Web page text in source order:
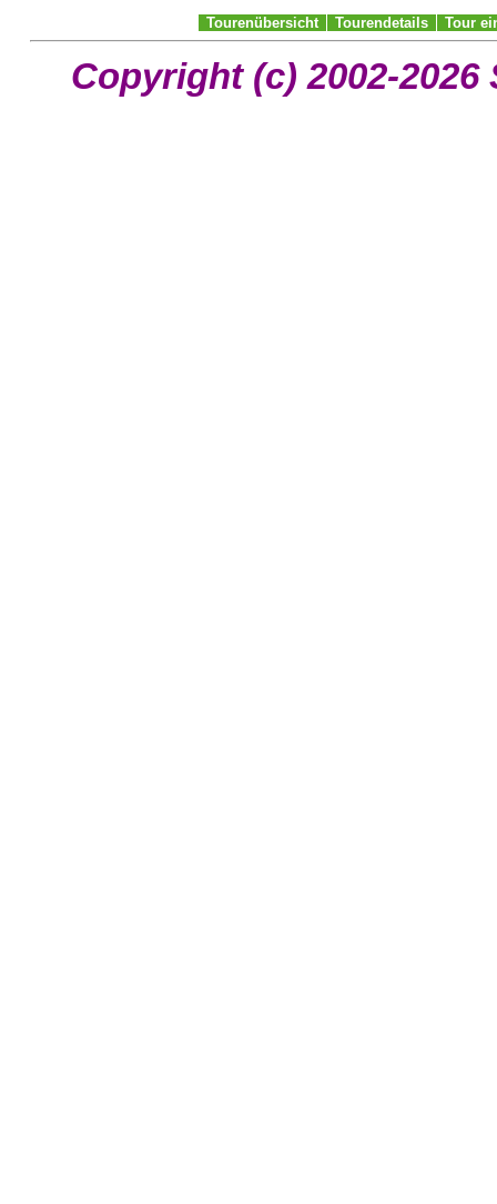
Tourenübersicht Tourendetails Tour
Copyright (c) 2002-